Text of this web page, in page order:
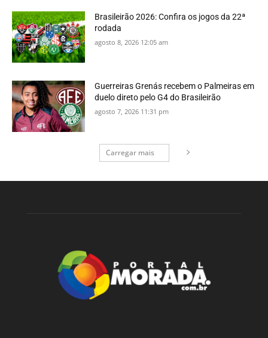
Brasileirão 2026: Confira os jogos da 22ª
rodada
agosto 8, 2026 12:05 am
Guerreiras Grenás recebem o Palmeiras em
duelo direto pelo G4 do Brasileirão
agosto 7, 2026 11:31 pm
Carregar mais